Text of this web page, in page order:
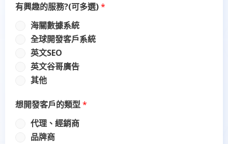
有興趣的服務?(可多選)*
海關數據系統
全球開發客戶系統
英文SEO
英文谷哥廣告
其他
想開發客戶的類型*
代理、經銷商
品牌商